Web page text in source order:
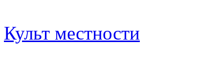
Культ местности